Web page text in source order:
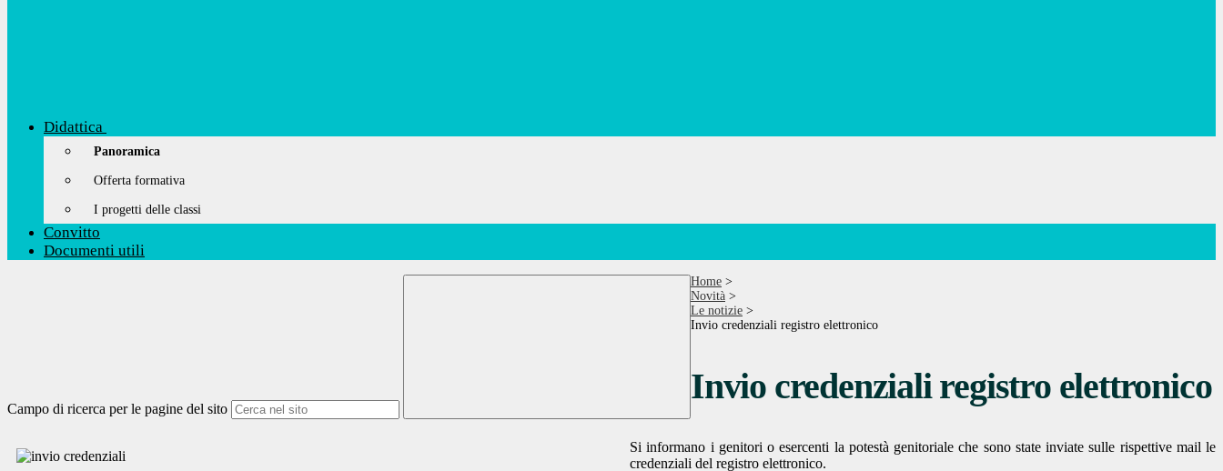
Didattica
Panoramica
Offerta formativa
I progetti delle classi
Convitto
Documenti utili
Campo di ricerca per le pagine del sito
Home >
Novità >
Le notizie >
Invio credenziali registro elettronico
Invio credenziali registro elettronico
Si informano i genitori o esercenti la potestà genitoriale che sono state inviate sulle rispettive mail le
credenziali del registro elettronico.